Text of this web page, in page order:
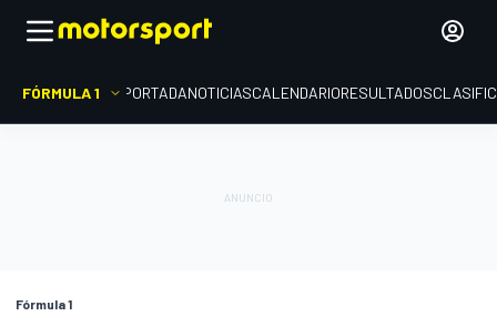
FÓRMULA 1 PORTADANOTICIASCALENDARIORESULTADOS
Fórmula 1